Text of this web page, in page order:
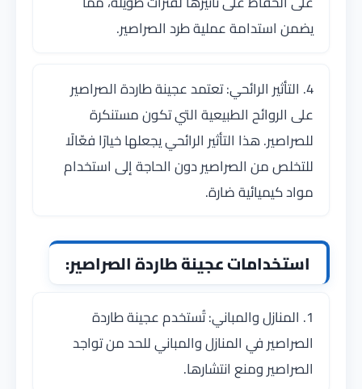
يضمن استدامة عملية طرد الصراصير.
4. التأثير الرائحي: تعتمد عجينة طاردة الصراصير
على الروائح الطبيعية التي تكون مستنكرة
للصراصير. هذا التأثير الرائحي يجعلها خيارًا فعّالًا
للتخلص من الصراصير دون الحاجة إلى استخدام
مواد كيميائية ضارة.
استخدامات عجينة طاردة الصراصير:
1. المنازل والمباني: تُستخدم عجينة طاردة
الصراصير في المنازل والمباني للحد من تواجد
الصراصير ومنع انتشارها.